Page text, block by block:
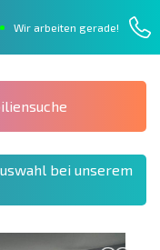
Wir arbeiten gerade!
bei unserem